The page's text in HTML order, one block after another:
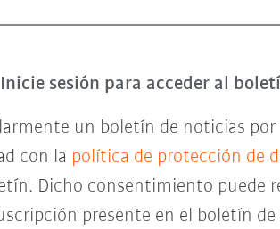
sesión para acceder al
un boletín de noticias
con la política de protección de
Dicho consentimiento puede
presente en el boletín